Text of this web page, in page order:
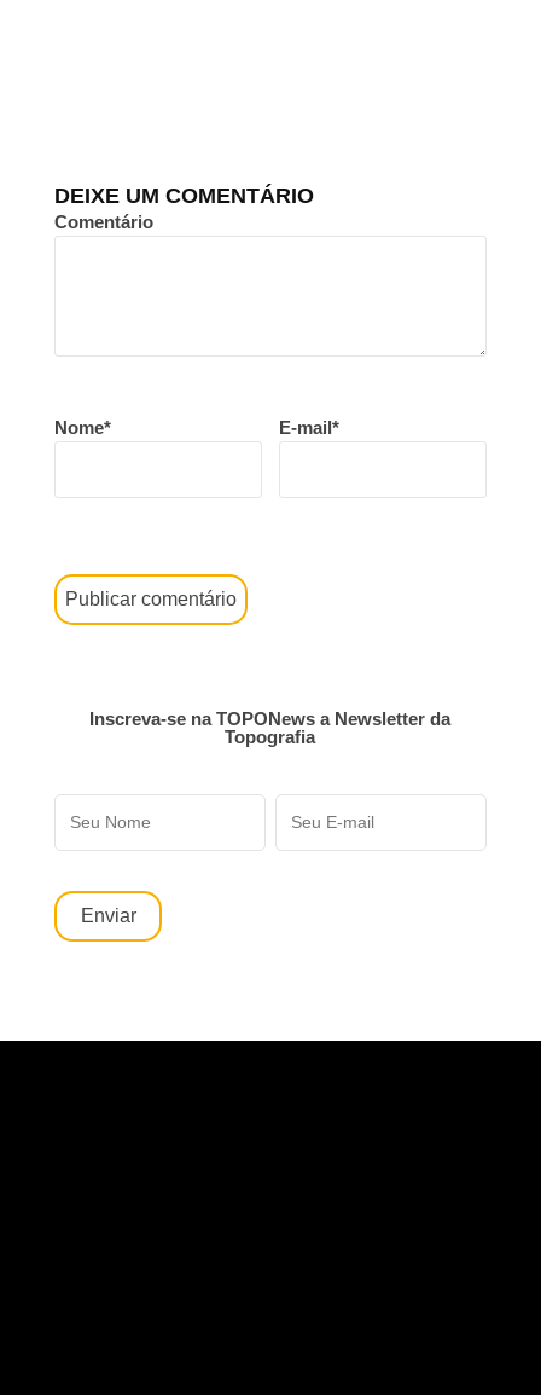
DEIXE UM COMENTÁRIO
Comentário
Nome* E-mail*
Inscreva-se na TOPONews a Newsletter da
Topografia